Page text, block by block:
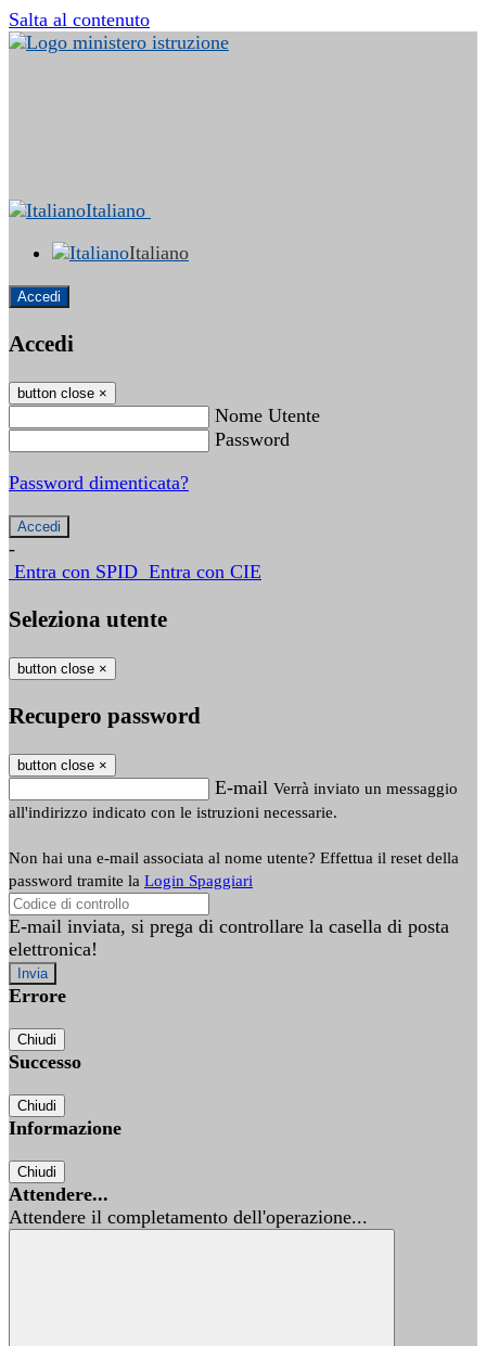
Salta al contenuto
Italiano
Italiano
Accedi
Accedi
button close ×
Nome Utente
Password
Password dimenticata?
-
Entra con SPID Entra con CIE
Seleziona utente
button close ×
Recupero password
button close ×
E-mail Verrà inviato un messaggio
all'indirizzo indicato con le istruzioni necessarie.
Non hai una e-mail associata al nome utente? Effettua il reset della
password tramite la Login Spaggiari
E-mail inviata, si prega di controllare la casella di posta
elettronica!
Errore
Chiudi
Successo
Chiudi
Informazione
Chiudi
Attendere...
Attendere il completamento dell'operazione...